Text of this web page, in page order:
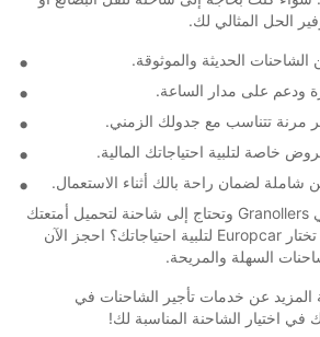
الحل المثالي لك.
الحديثة والموثوقة.
ودعم على مدار الساعة.
مرنة تتناسب مع جدولك الزمني.
خاصة لتلبية احتياجاتك المالية.
شاملة لضمان راحة بالك أثناء الاستعمال.
إذا كنت تخطط للتنقل في Granollers وتحتاج إلى شاحنة لتحميل أمتعتك
أو لنقل البضائع، فلماذا لا تختار Europcar لتلبية احتياجاتك؟ احجز الآن
السهلة والمريحة.
المزيد عن خدمات تأجير الشاحنات في